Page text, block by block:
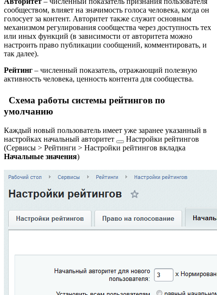
сообществом, влияет на значимость голоса человека, когда он
голосует за контент. Авторитет также служит основным
механизмом регулирования сообщества через доступность тех
или иных функций (в зависимости от авторитета можно
настроить право публикации сообщений, комментировать, и
так далее).
Рейтинг – численный показатель, отражающий полезную
активность человека, ценность контента для сообщества.
Cхема работы системы рейтингов по
умолчанию
Каждый новый пользователь имеет уже заранее указанный в
настройках начальный авторитет
Настройки рейтингов
(Сервисы > Рейтинги > Настройки рейтингов вкладка
Начальные значения)